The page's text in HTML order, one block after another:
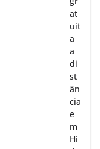
at
uit
a
a
di
st
ân
cia
e
m
Hi